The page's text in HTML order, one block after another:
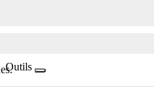
Outils